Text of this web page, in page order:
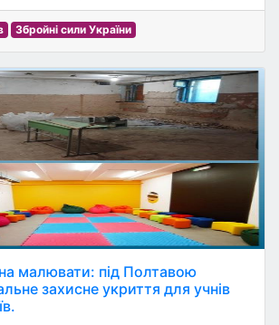
Збройні сили України
малювати: під Полтавою
захисне укриття для учнів